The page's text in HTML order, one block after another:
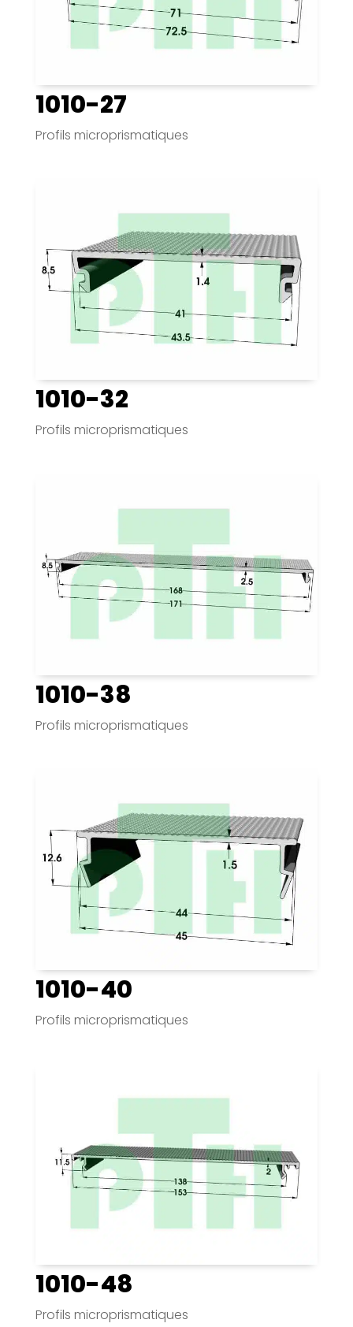
1010-27
Profils microprismatiques
1010-32
Profils microprismatiques
1010-38
Profils microprismatiques
1010-40
Profils microprismatiques
1010-48
Profils microprismatiques